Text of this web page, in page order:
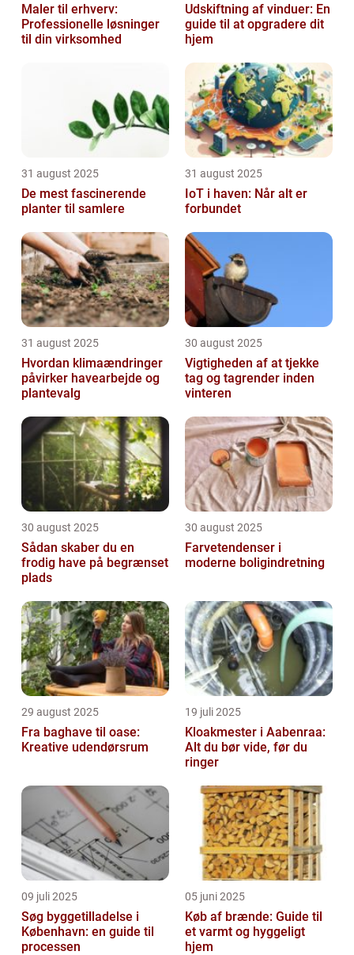
Maler til erhverv:
Professionelle løsninger
til din virksomhed
Udskiftning af vinduer: En
guide til at opgradere dit
hjem
31 august 2025
De mest fascinerende
planter til samlere
31 august 2025
IoT i haven: Når alt er
forbundet
31 august 2025
Hvordan klimaændringer
påvirker havearbejde og
plantevalg
30 august 2025
Vigtigheden af at tjekke
tag og tagrender inden
vinteren
30 august 2025
Sådan skaber du en
frodig have på begrænset
plads
30 august 2025
Farvetendenser i
moderne boligindretning
29 august 2025
Fra baghave til oase:
Kreative udendørsrum
19 juli 2025
Kloakmester i Aabenraa:
Alt du bør vide, før du
ringer
09 juli 2025
Søg byggetilladelse i
København: en guide til
processen
05 juni 2025
Køb af brænde: Guide til
et varmt og hyggeligt
hjem